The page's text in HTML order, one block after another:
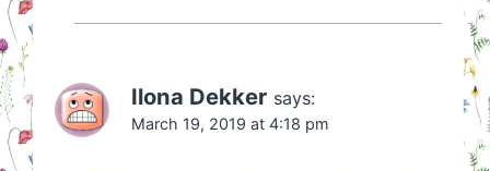
Ilona Dekker says:
March 19, 2019 at 4:18 pm